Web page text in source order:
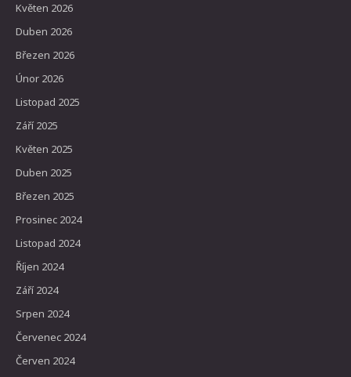
Květen 2026
Duben 2026
Březen 2026
Únor 2026
Listopad 2025
Září 2025
Květen 2025
Duben 2025
Březen 2025
Prosinec 2024
Listopad 2024
Říjen 2024
Září 2024
Srpen 2024
Červenec 2024
Červen 2024